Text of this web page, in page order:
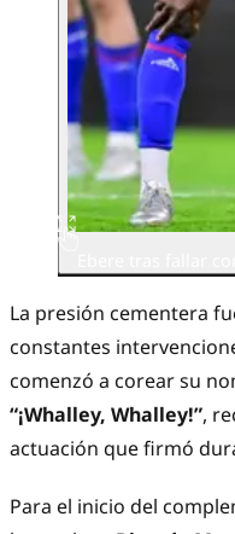
La presión cementera
constantes
comenzó a corear su
“¡Whalley, Whalley!”,
actuación que firmó
Para el inicio del